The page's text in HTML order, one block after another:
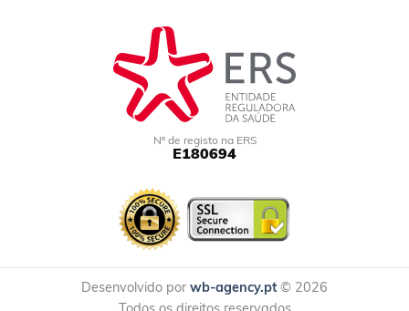
Nº de registo na ERS
E180694
Desenvolvido por wb-agency.pt© 2026